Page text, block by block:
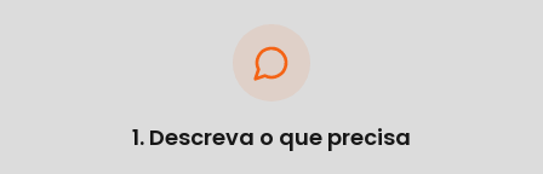
1. Descreva o que precisa